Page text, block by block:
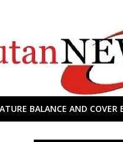
BALANCE AND COVER